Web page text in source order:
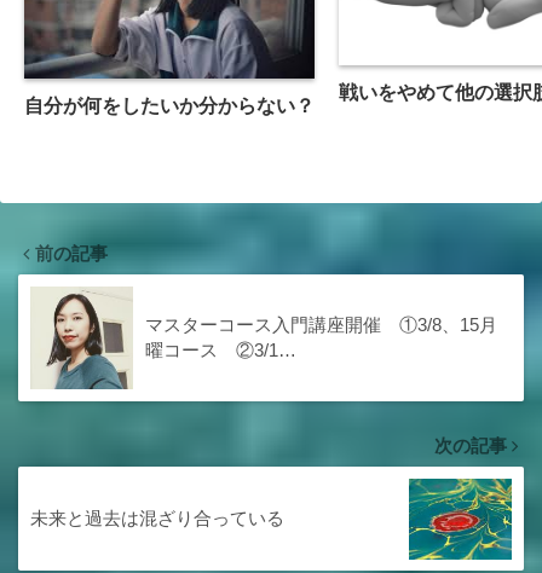
自分が何をしたいか分からない？
戦いをやめて他の選択
前の記事
マスターコース入門講座開催 ①3/8、15月
曜コース ②3/1…
次の記事
未来と過去は混ざり合っている